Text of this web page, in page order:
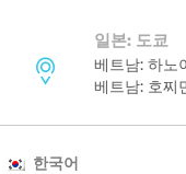
일본: 도쿄
베트남: 하노
베트남: 호찌
한국어